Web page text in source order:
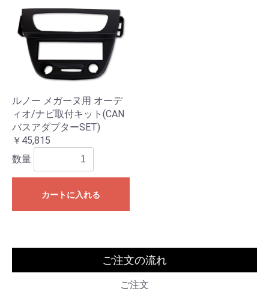
ルノー メガーヌ用 オーデ
ィオ/ナビ取付キット(CAN
バスアダプターSET)
￥45,815
数量
カートに入れる
ご注文の流れ
ご注文